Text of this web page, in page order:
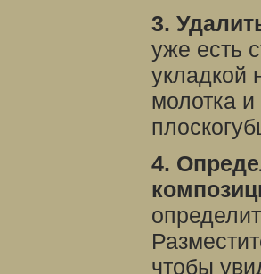
3.
уже есть
укладкой
молотка и
4.
чтобы